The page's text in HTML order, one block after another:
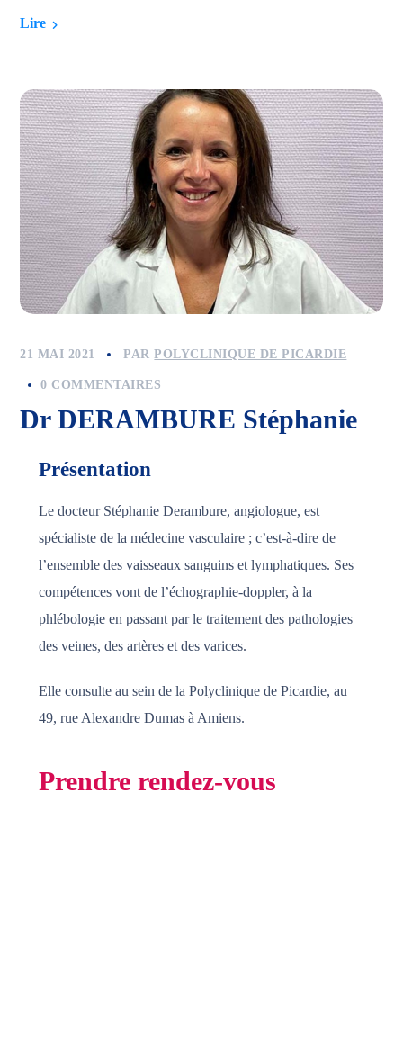
Lire
21 MAI 2021 PARPOLYCLINIQUE DE PICARDIE
0 COMMENTAIRES
Dr DERAMBURE Stéphanie
Présentation
Le docteur Stéphanie Derambure, angiologue, est
spécialiste de la médecine vasculaire ; c’est-à-dire de
l’ensemble des vaisseaux sanguins et lymphatiques. Ses
compétences vont de l’échographie-doppler, à la
phlébologie en passant par le traitement des pathologies
des veines, des artères et des varices.
Elle consulte au sein de la Polyclinique de Picardie, au
49, rue Alexandre Dumas à Amiens.
Prendre rendez-vous